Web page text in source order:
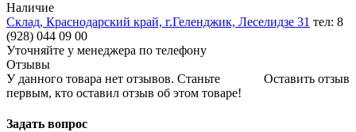
Наличие
Склад, Краснодарский край, г.Геленджик, Леселидзе 31 тел: 8
(928) 044 09 00
Уточняйте у менеджера по телефону
Отзывы
Оставить отзыв
У данного товара нет отзывов. Станьте
первым, кто оставил отзыв об этом товаре!
Задать вопрос